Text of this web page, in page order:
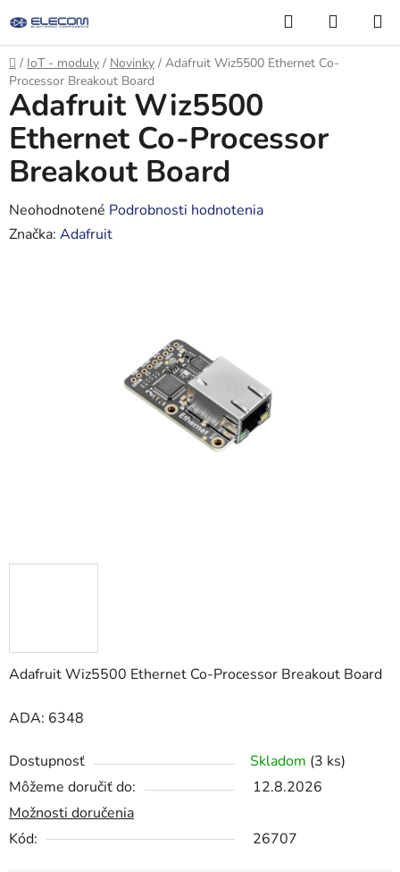
na
obsah
Hľadať
KOŠÍK
Domov
/ IoT - moduly / Novinky / Adafruit Wiz5500 Ethernet Co-
Processor Breakout Board
Adafruit Wiz5500 Ethernet Co-Processor Breakout Board
ADA: 6348
Dostupnosť Skladom (3 ks)
Môžeme doručiť do:
12.8.2026
Možnosti doručenia
Kód:
26707
Adafruit Wiz5500
Ethernet Co-Processor
Breakout Board
Priemerné
hodnotenie
Neohodnotené Podrobnosti hodnotenia
Značka: Adafruit